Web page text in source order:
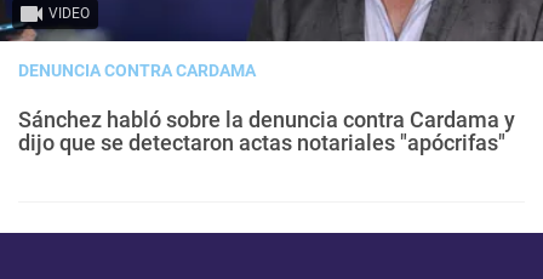
VIDEO
DENUNCIA CONTRA CARDAMA
Sánchez habló sobre la denuncia contra Cardama y
dijo que se detectaron actas notariales "apócrifas"